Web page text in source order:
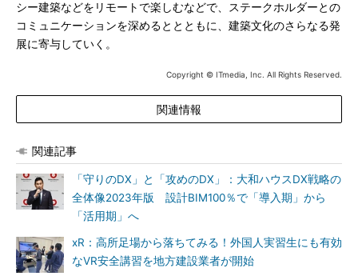
シー建築などをリモートで楽しむなどで、ステークホルダーとの
コミュニケーションを深めるととともに、建築文化のさらなる発
展に寄与していく。
Copyright © ITmedia, Inc. All Rights Reserved.
関連情報
関連記事
「守りのDX」と「攻めのDX」：大和ハウスDX戦略の
全体像2023年版 設計BIM100％で「導入期」から
「活用期」へ
xR：高所足場から落ちてみる！外国人実習生にも有効
なVR安全講習を地方建設業者が開始